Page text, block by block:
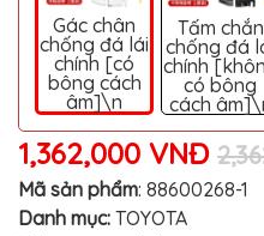
AUDI
MINI
COOPER
PEUGEOT
VINFAST
ĐỒ
CHƠI
Gác chân
chống đá lái
chính [có
bông cách
âm]\n
Tấm chắn
chống đá
chính
có bông
cách
1,362,000 VNĐ
Mã sản phẩm: 88600268-1
Danh mục: TOYOTA